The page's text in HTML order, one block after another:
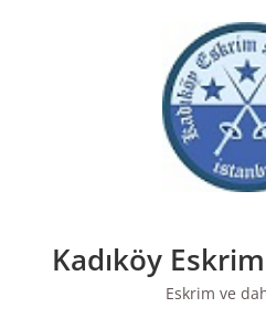
Kadıköy
Eskrim ve